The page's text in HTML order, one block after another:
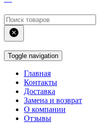
Toggle navigation
Главная
Контакты
Доставка
Замена и возврат
О компании
Отзывы